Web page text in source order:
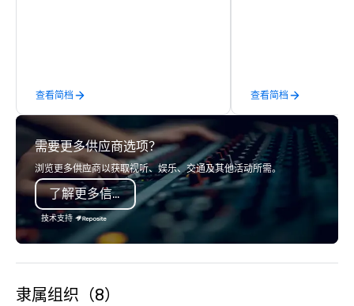
查看简档
confidence and
result is a
event experience
goosebumps! With more than 30
years of experience
knowledge of every
success and the
we’ve built are the
查看简档
需要更多供应商选项？
浏览更多供应商以获取视听、娱乐、交通及其他活动所需。
了解更多信息
技术支持
隶属组织（8）